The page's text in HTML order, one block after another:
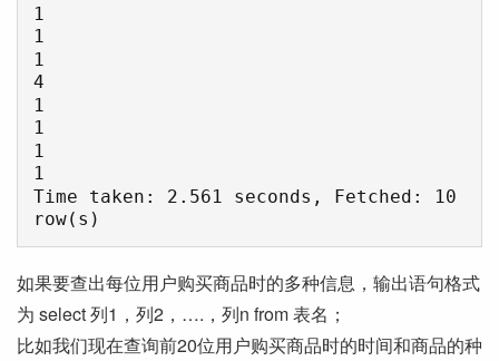
1
1
1
4
1
1
1
1
Time taken: 2.561 seconds, Fetched: 10
如果要查出每位用户购买商品时的多种信息，输出语句格式
为 select 列1，列2，….，列n from 表名；
比如我们现在查询前20位用户购买商品时的时间和商品的种